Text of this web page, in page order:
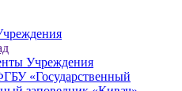
Учреждения
«Государственный